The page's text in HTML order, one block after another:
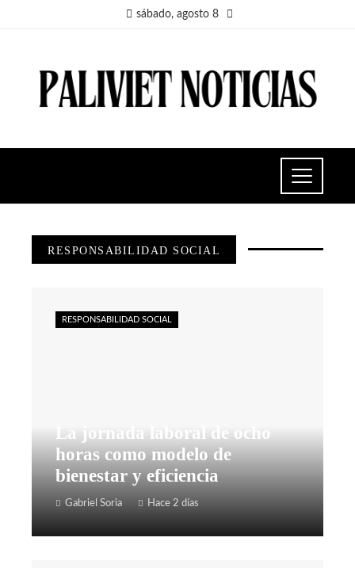
sábado, agosto 8
RESPONSABILIDAD SOCIAL
La jornada laboral de ocho
horas como modelo de
bienestar y eficiencia
Gabriel Soria Hace 2 días
RESPONSABILIDAD SOCIAL